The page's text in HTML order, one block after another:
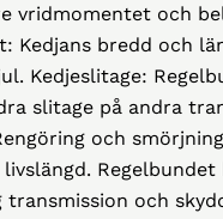
och
bredd och
Kedjeslitage:
slitage på andra
och
och